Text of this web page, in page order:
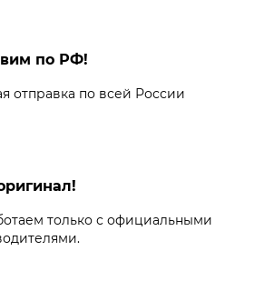
по РФ!
отправка по всей России
только с официальными